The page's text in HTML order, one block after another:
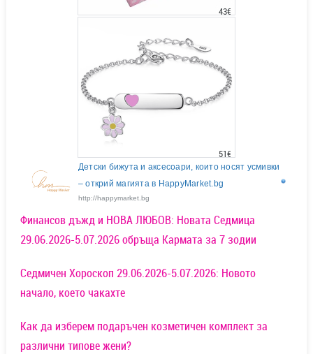
43€
51€
Детски бижута и аксесоари, които носят усмивки
– открий магията в HappyMarket.bg
http://happymarket.bg
Финансов дъжд и НОВА ЛЮБОВ: Новата Седмица
29.06.2026-5.07.2026 обръща Кармата за 7 зодии
Седмичен Хороскоп 29.06.2026-5.07.2026: Новото
начало, което чакахте
Как да изберем подаръчен козметичен комплект за
различни типове жени?